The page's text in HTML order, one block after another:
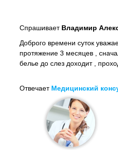
Спрашивает Владимир
Доброго времени суток
протяжение 3 месяцев ,
белье до слез доходит ,
Отвечает Медицинский